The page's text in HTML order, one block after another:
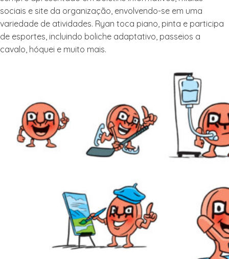
sociais e site da organização, envolvendo-se em uma
variedade de atividades. Ryan toca piano, pinta e participa
de esportes, incluindo boliche adaptativo, passeios a
cavalo, hóquei e muito mais.